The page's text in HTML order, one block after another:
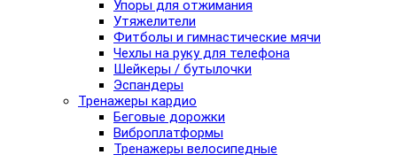
Упоры для отжимания
Утяжелители
Фитболы и гимнастические мячи
Чехлы на руку для телефона
Шейкеры / бутылочки
Эспандеры
Тренажеры кардио
Беговые дорожки
Виброплатформы
Тренажеры велосипедные